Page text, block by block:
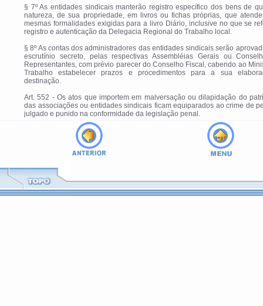
§ 7º As entidades sindicais manterão registro específico dos bens de
natureza, de sua propriedade, em livros ou fichas próprias, que
mesmas formalidades exigidas para a livro Diário, inclusive no que se
registro e autenticação da Delegacia Regional do Trabalho local.
§ 8º As contas dos administradores das entidades sindicais serão
escrutínio secreto, pelas respectivas Assembléias Gerais ou
Representantes, com prévio parecer do Conselho Fiscal, cabendo ao
Trabalho estabelecer prazos e procedimentos para a sua
destinação.
Art. 552 - Os atos que importem em malversação ou dilapidação do
das associações ou entidades sindicais ficam equiparados ao crime de
julgado e punido na conformidade da legislação penal.